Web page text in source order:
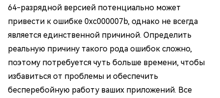
64-разрядной версией потенциально может
привести к ошибке 0xc000007b, однако не всегда
является единственной причиной. Определить
реальную причину такого рода ошибок сложно,
поэтому потребуется чуть больше времени, чтобы
избавиться от проблемы и обеспечить
бесперебойную работу ваших приложений. Все